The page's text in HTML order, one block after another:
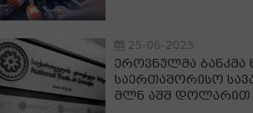
25-06-2025
ეროვნულმა ბანკმა
საერთაშორისო
მლნ აშშ დოლარით